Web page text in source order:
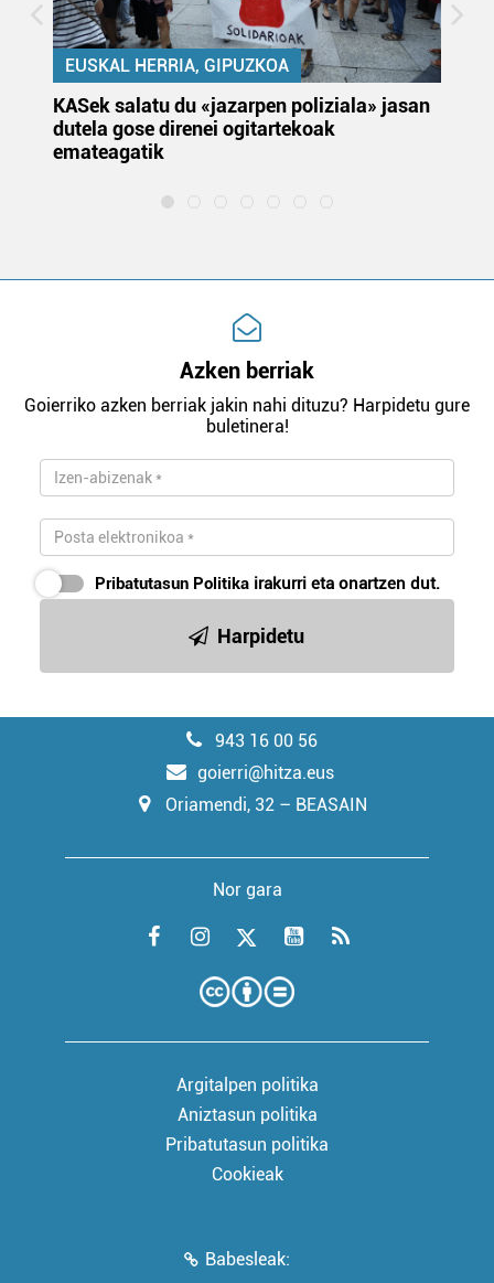
EUSKAL HERRIA, GIPUZKOA
KASek salatu du «jazarpen poliziala» jasan
dutela gose direnei ogitartekoak
emateagatik
Azken berriak
Goierriko azken berriak jakin nahi dituzu? Harpidetu gure
buletinera!
Pribatutasun Politika irakurri eta onartzen dut.
Harpidetu
943 16 00 56
goierri@hitza.eus
Oriamendi, 32 – BEASAIN
Nor gara
Argitalpen politika
Aniztasun politika
Pribatutasun politika
Cookieak
Babesleak: